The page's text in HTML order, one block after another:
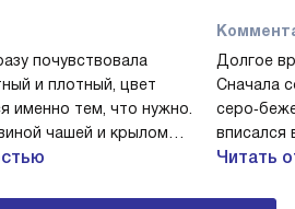
почувствовала
и плотный, цвет
именно тем, что нужно.
чашей и крылом
проще. Установка
техники.
Долгое
Сначала
вписался
уронила
Читать